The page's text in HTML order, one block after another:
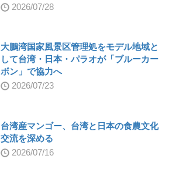
2026/07/28
大鵬湾国家風景区管理処をモデル地域と
して台湾・日本・パラオが「ブルーカー
ボン」で協力へ
2026/07/23
台湾産マンゴー、台湾と日本の食農文化
交流を深める
2026/07/16